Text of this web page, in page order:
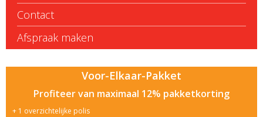
Contact
Afspraak maken
Voor-Elkaar-Pakket
Profiteer van maximaal 12% pakketkorting
1 overzichtelijke polis